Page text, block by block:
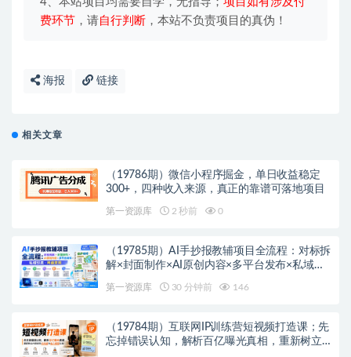
费环节 ，请自行判断 ，本站不负责项目的真伪！
海报 链接
相关文章
（19786期）微信小程序掘金，单日收益稳定
300+，四种收入来源，真正的靠谱可落地项目
第一资源库 2 秒前 0
（19785期）AI手抄报教辅项目全流程：对标拆
解×封面制作×AI原创内容×多平台发布×私域引
第一资源库 30 分钟前 146
（19784期）互联网IP训练营短视频打造课；先
忘掉错误认知，解析百亿曝光真相，重新树立